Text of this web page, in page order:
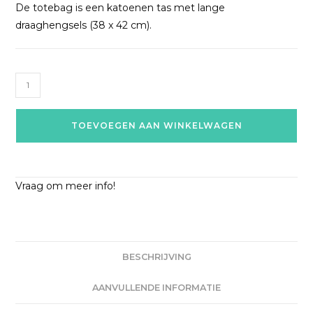
De totebag is een katoenen tas met lange
draaghengsels (38 x 42 cm).
TOEVOEGEN AAN WINKELWAGEN
Vraag om meer info!
BESCHRIJVING
AANVULLENDE INFORMATIE